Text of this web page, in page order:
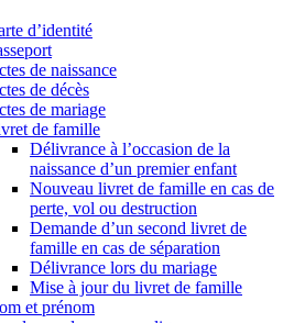
d’identité
de naissance
de décès
de mariage
de famille
Délivrance à l’occasion de la
naissance d’un premier enfant
Nouveau livret de famille en cas de
perte, vol ou destruction
Demande d’un second livret de
famille en cas de séparation
Délivrance lors du mariage
Mise à jour du livret de famille
et prénom